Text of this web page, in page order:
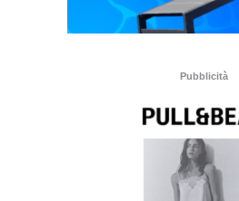
Pubblicità